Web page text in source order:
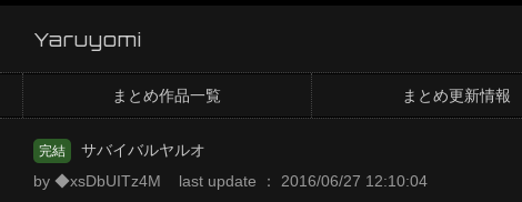
Yaruyomi
まとめ作品一覧 まとめ更新情報
完結
サバイバルヤルオ
by ◆xsDbUITz4M last update ： 2016/06/27 12:10:04